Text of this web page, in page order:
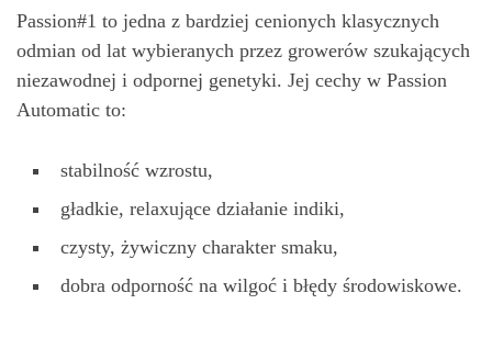
Passion#1 to jedna z bardziej cenionych klasycznych
odmian od lat wybieranych przez growerów szukających
niezawodnej i odpornej genetyki. Jej cechy w Passion
Automatic to:
stabilność wzrostu,
gładkie, relaxujące działanie indiki,
czysty, żywiczny charakter smaku,
dobra odporność na wilgoć i błędy środowiskowe.